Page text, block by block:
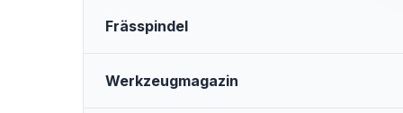
Frässpindel
Werkzeugmagazin